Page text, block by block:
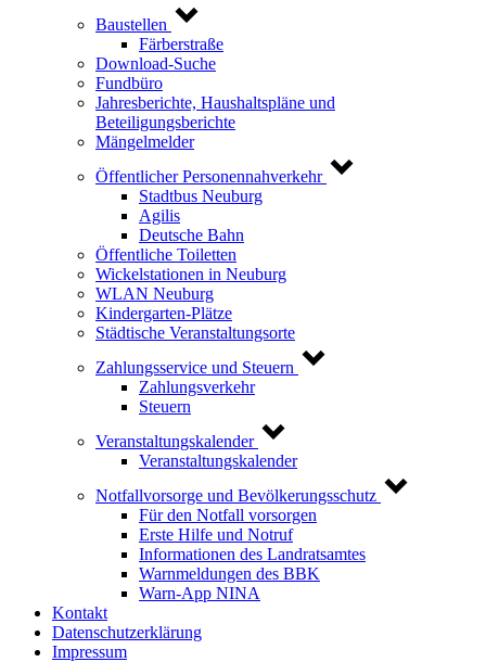
Baustellen
Färberstraße
Download-Suche
Fundbüro
Jahresberichte, Haushaltspläne und
Beteiligungsberichte
Mängelmelder
Öffentlicher Personennahverkehr
Stadtbus Neuburg
Agilis
Deutsche Bahn
Öffentliche Toiletten
Wickelstationen in Neuburg
WLAN Neuburg
Kindergarten-Plätze
Städtische Veranstaltungsorte
Zahlungsservice und Steuern
Zahlungsverkehr
Steuern
Veranstaltungskalender
Veranstaltungskalender
Notfallvorsorge und Bevölkerungsschutz
Für den Notfall vorsorgen
Erste Hilfe und Notruf
Informationen des Landratsamtes
Warnmeldungen des BBK
Warn-App NINA
Kontakt
Datenschutzerklärung
Impressum